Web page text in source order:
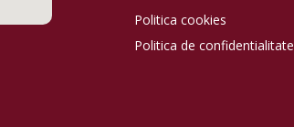
Politica cookies
Politica de confidentialitate